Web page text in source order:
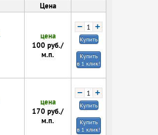
Цена
цена
100 руб./
м.п.
− +
Купить
Купить
в 1 клик!
цена
170 руб./
м.п.
− +
Купить
Купить
в 1 клик!